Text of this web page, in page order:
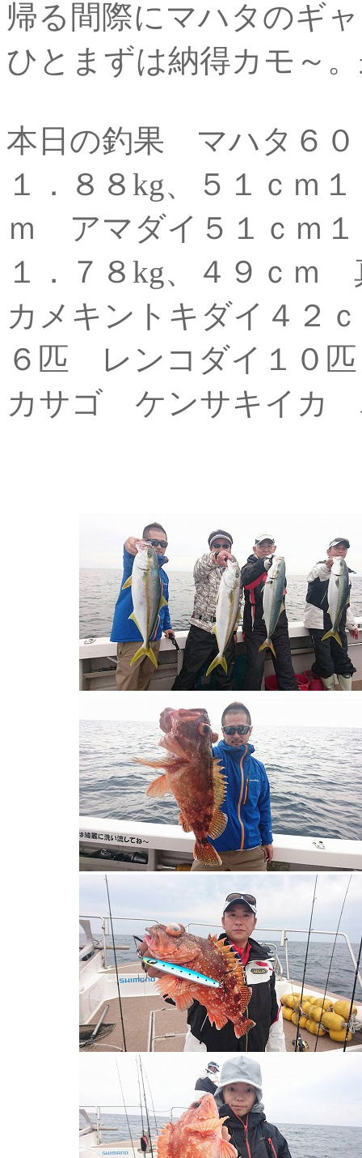
帰る間際にマハタのギ
ひとまずは納得カモ～
本日の釣果 マハタ６０
１．８８kg、５１ｃｍ
ｍ アマダイ５１ｃｍ
１．７８kg、４９ｃ
カメキントキダイ４
６匹 レンコダイ１０
カサゴ ケンサキイカ